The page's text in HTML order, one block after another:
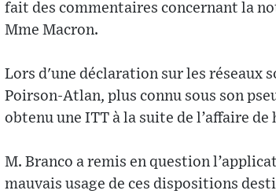
fait des commentaires concernant la
Mme Macron.
Lors d'une déclaration sur les réseaux
Poirson-Atlan, plus connu sous son
obtenu une ITT à la suite de l’affaire de
M. Branco a remis en question
mauvais usage de ces dispositions